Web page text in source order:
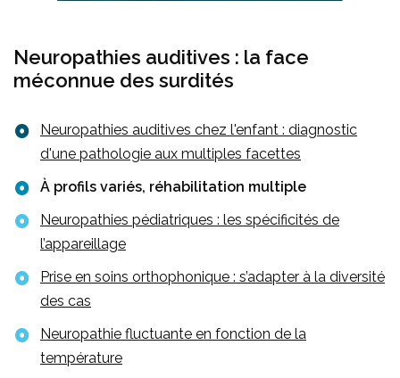
Neuropathies auditives : la face
méconnue des surdités
Neuropathies auditives chez l'enfant : diagnostic
d'une pathologie aux multiples facettes
À profils variés, réhabilitation multiple
Neuropathies pédiatriques : les spécificités de
l’appareillage
Prise en soins orthophonique : s’adapter à la diversité
des cas
Neuropathie fluctuante en fonction de la
température